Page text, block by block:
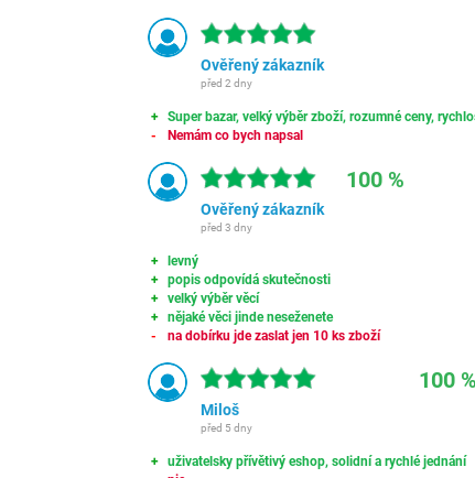
Ověřený zákazník
před 2 dny
Super bazar, velký výběr zboží, rozumné ceny,
Nemám co bych napsal
100 %
Ověřený zákazník
před 3 dny
levný
popis odpovídá skutečnosti
velký výběr věcí
nějaké věci jinde neseženete
na dobírku jde zaslat jen 10 ks zboží
100 %
Miloš
před 5 dny
uživatelsky přívětivý eshop, solidní a rychlé jednání